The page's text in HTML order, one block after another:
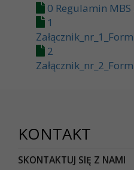
0 Regulamin
1
2
KONTAKT
SKONTAKTUJ SIĘ Z NAMI